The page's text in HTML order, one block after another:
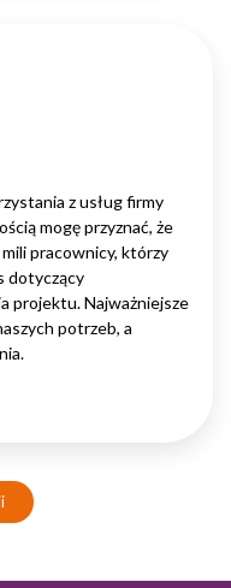
z usług firmy
mogę przyznać, że
pracownicy, którzy
dotyczący
projektu. Najważniejsze
potrzeb, a